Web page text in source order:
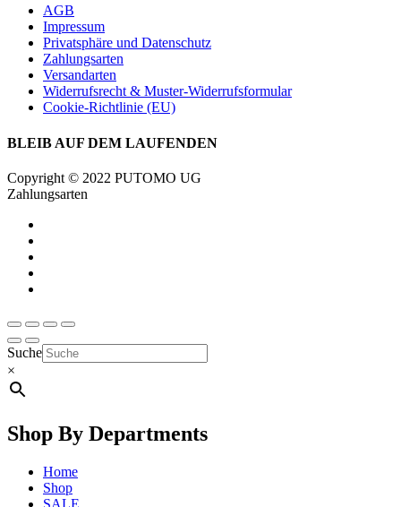
AGB
Impressum
Privatsphäre und Datenschutz
Zahlungsarten
Versandarten
Widerrufsrecht & Muster-Widerrufsformular
Cookie-Richtlinie (EU)
BLEIB AUF DEM LAUFENDEN
Copyright © 2022 PUTOMO UG
Zahlungsarten
Suche
×
Shop By Departments
Home
Shop
SALE